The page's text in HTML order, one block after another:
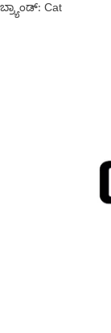
ಬ್ರ್ಯಾಂಡ್: Cat